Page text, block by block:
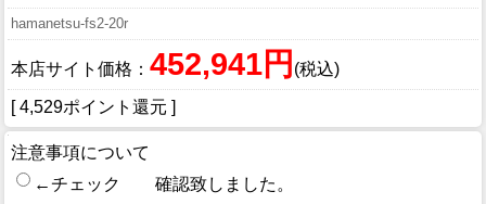
hamanetsu-fs2-20r
本店サイト価格： 452,941円 (税込)
[ 4,529ポイント還元 ]
注意事項について
←チェック 確認致しました。